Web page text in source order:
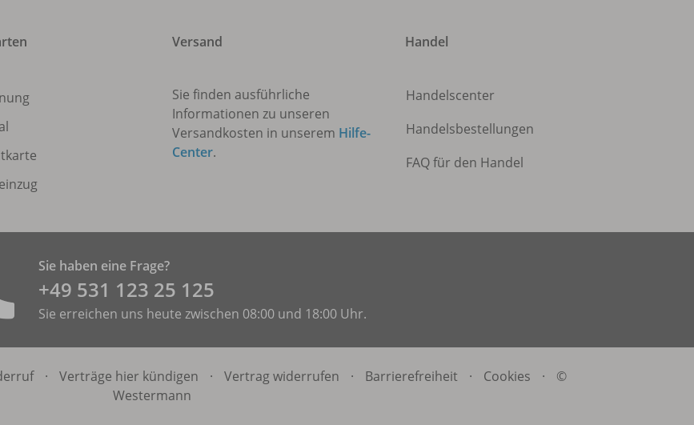
Versand
Sie finden ausführliche
Informationen zu unseren
Versandkosten in unserem Hilfe-
Center.
Handel
Handelscenter
Handelsbestellungen
FAQ für den Handel
Sie haben eine Frage?
+49 531 ­123 25 125
Sie erreichen uns heute zwischen 08:00 und 18:00 Uhr.
· Verträge hier kündigen · Vertrag widerrufen · Barrierefreiheit · Cookies ·
©
Westermann